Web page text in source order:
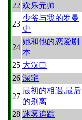
22 欢乐元帅
23
少爷与我的罗曼
史
24
她和他的恋爱剧
本
25 大汉口
26 深宅
27
最初的相遇,最后
的别离
28 迷雾追踪